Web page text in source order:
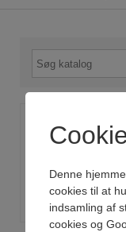
Kontakt
Login-infocenter
Denne
cookies til at
indsamling af
cookies og